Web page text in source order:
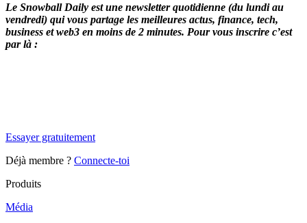
Le Snowball Daily est une newsletter quotidienne (du lundi au
vendredi) qui vous partage les meilleures actus, finance, tech,
business et web3 en moins de 2 minutes. Pour vous inscrire c’est
par là :
Essayer gratuitement
Déjà membre ? Connecte-toi
Produits
Média